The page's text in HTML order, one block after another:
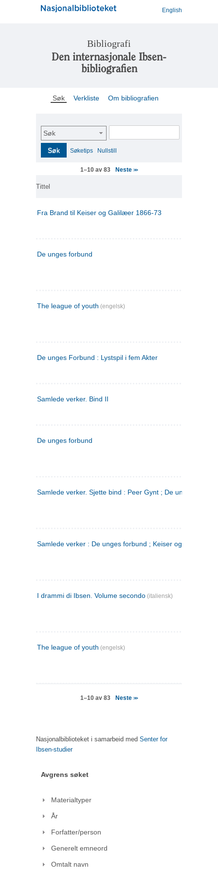
English
Bibliografi
Den internasjonale Ibsen-
bibliografien
Søk Verkliste Om bibliografien
Søk
Søk Søketips Nullstill
1–10 av 83 Neste>>
Tittel
Fra Brand til Keiser og Galilæer 1866-73
De unges forbund
The league of youth (engelsk)
De unges Forbund : Lystspil i fem Akter
Samlede verker. Bind II
De unges forbund
Samlede verker. Sjette bind : Peer Gynt ; De unges
Samlede verker : De unges forbund ; Keiser og Galilæer. 3
I drammi di Ibsen. Volume secondo (italiensk)
The league of youth (engelsk)
1–10 av 83 Neste>>
Nasjonalbiblioteket i samarbeid med Senter for
Ibsen-studier
Avgrens søket
Materialtyper
År
Forfatter/person
Generelt emneord
Omtalt navn